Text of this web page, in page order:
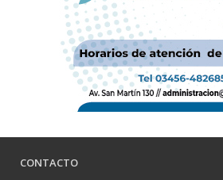
CONTACTO